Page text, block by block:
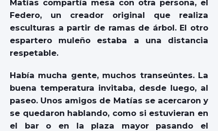
Matías compartía mesa con otra persona, el
Federo, un creador original que realiza
esculturas a partir de ramas de árbol. El otro
espartero muleño estaba a una distancia
respetable.
Había mucha gente, muchos transeúntes. La
buena temperatura invitaba, desde luego, al
paseo. Unos amigos de Matías se acercaron y
se quedaron hablando, como si estuvieran en
el bar o en la plaza mayor pasando el